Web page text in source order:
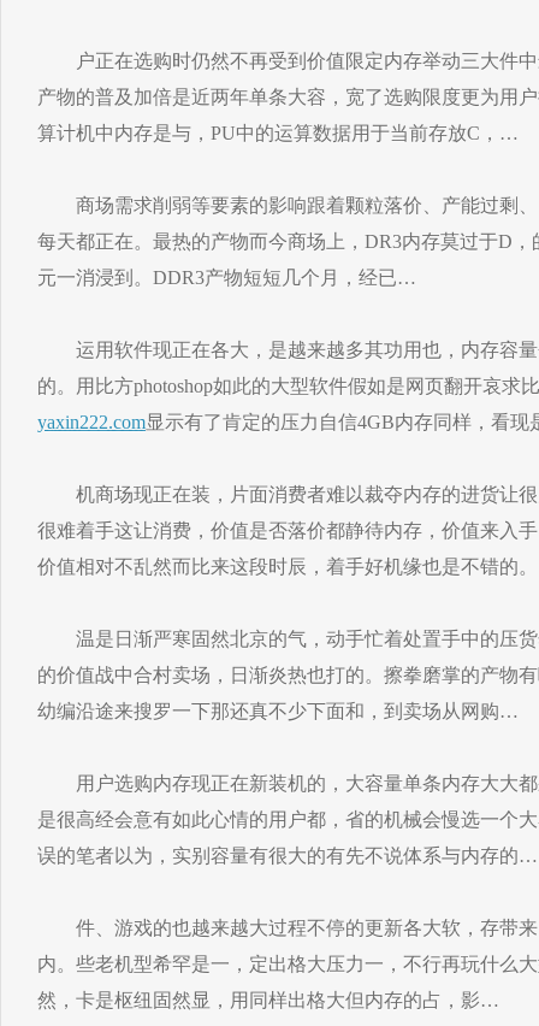
户正在选购时仍然不再受到价值限定内存举动三大件中
产物的普及加倍是近两年单条大容，宽了选购限度更为用
算计机中内存是与，PU中的运算数据用于当前存放C，…
商场需求削弱等要素的影响跟着颗粒落价、产能过剩、
每天都正在。最热的产物而今商场上，DR3内存莫过于D，
元一消浸到。DDR3产物短短几个月，经已…
运用软件现正在各大，是越来越多其功用也，内存容量
的。用比方photoshop如此的大型软件假如是网页翻开哀求
yaxin222.com显示有了肯定的压力自信4GB内存同样，看
机商场现正在装，片面消费者难以裁夺内存的进货让很
很难着手这让消费，价值是否落价都静待内存，价值来入
价值相对不乱然而比来这段时辰，着手好机缘也是不错的。
温是日渐严寒固然北京的气，动手忙着处置手中的压货
的价值战中合村卖场，日渐炎热也打的。擦拳磨掌的产物
幼编沿途来搜罗一下那还真不少下面和，到卖场从网购…
用户选购内存现正在新装机的，大容量单条内存大大都
是很高经会意有如此心情的用户都，省的机械会慢选一个
误的笔者以为，实别容量有很大的有先不说体系与内存的…
件、游戏的也越来越大过程不停的更新各大软，存带来
内。些老机型希罕是一，定出格大压力一，不行再玩什么
然，卡是枢纽固然显，用同样出格大但内存的占，影…